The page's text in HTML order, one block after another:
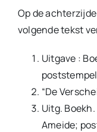
Op de
volgende tekst
Uitgave :
“De
Uitg.
Ameide;